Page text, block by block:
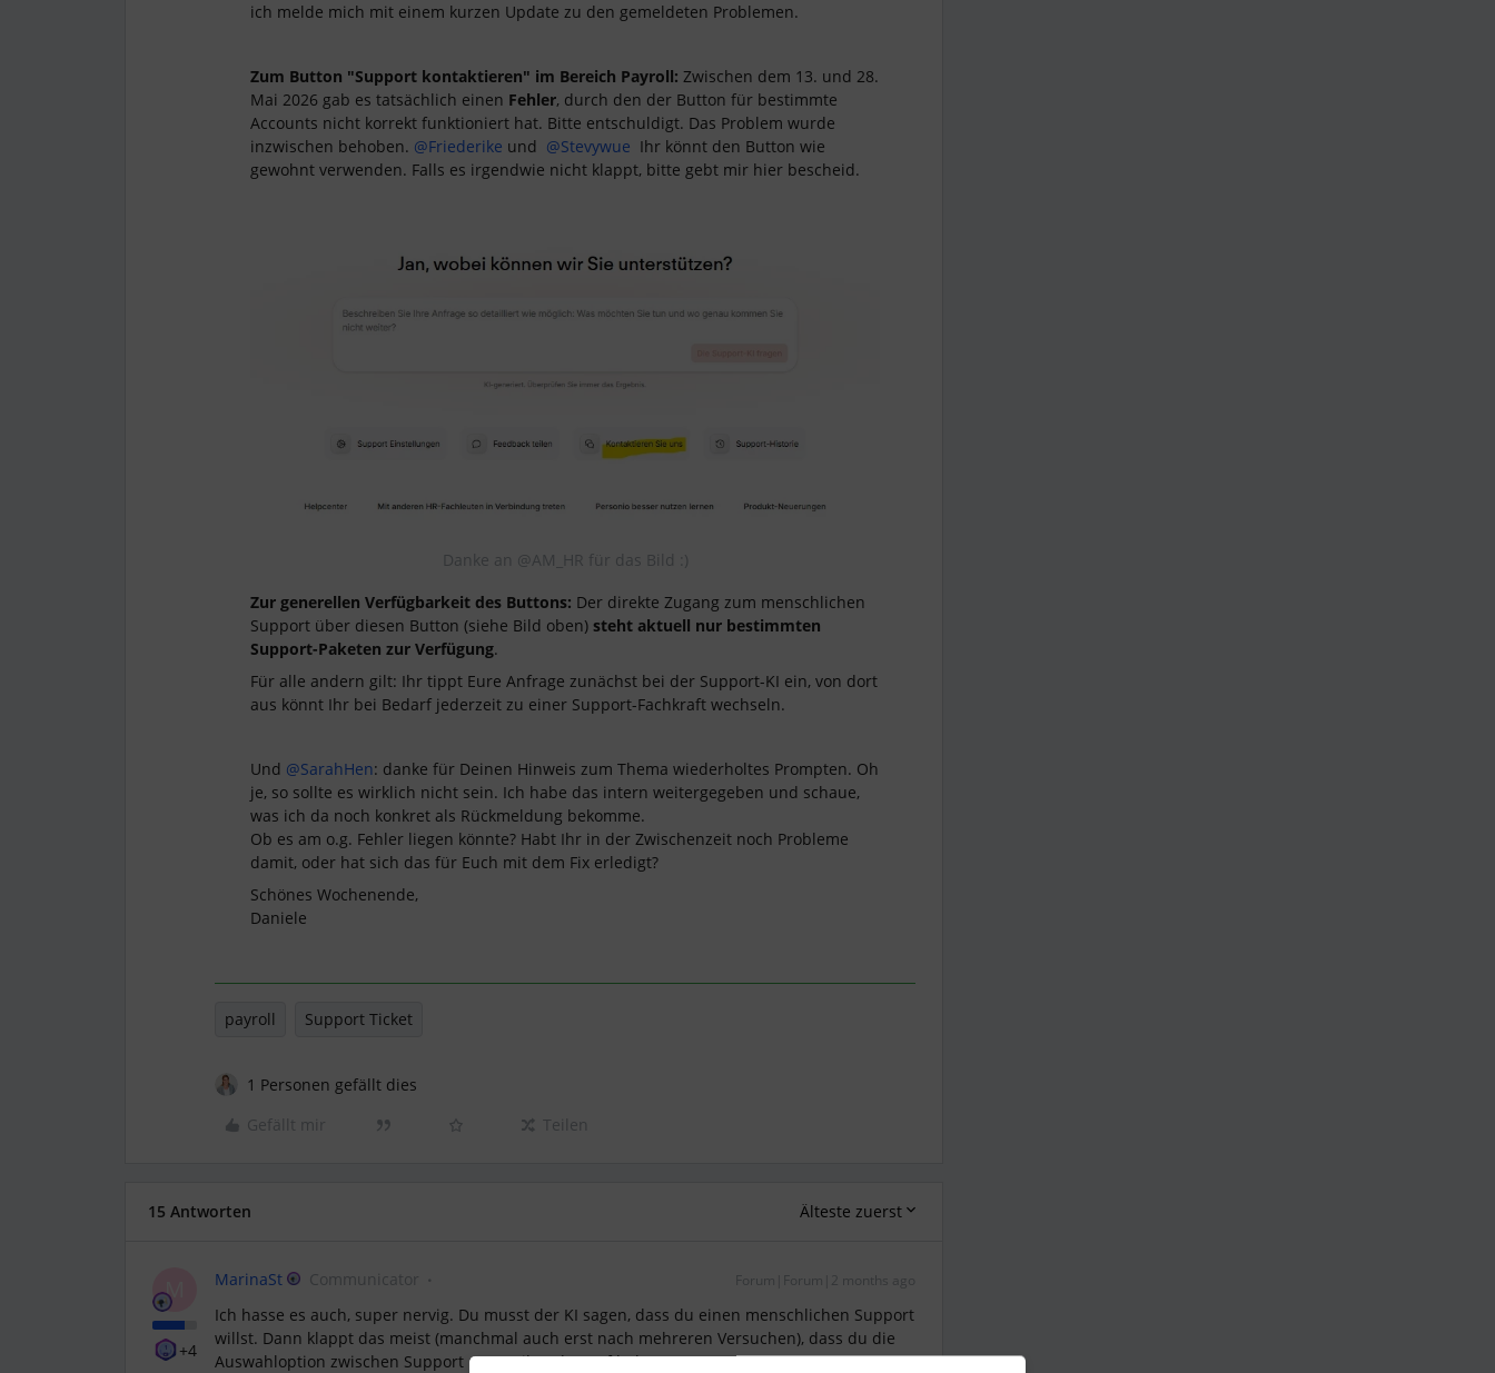
ich melde mich mit einem kurzen Update zu den gemeldeten Problemen.
Zum Button "Support kontaktieren" im Bereich Payroll: Zwischen dem 13. und 28.
Mai 2026 gab es tatsächlich einen Fehler, durch den der Button für bestimmte
Accounts nicht korrekt funktioniert hat. Bitte entschuldigt. Das Problem wurde
inzwischen behoben. ​ @Friederike und ​ @Stevywue Ihr könnt den Button wie
gewohnt verwenden. Falls es irgendwie nicht klappt, bitte gebt mir hier bescheid.
Danke an ​@AM_HR für das Bild :)
Zur generellen Verfügbarkeit des Buttons: Der direkte Zugang zum menschlichen
Support über diesen Button (siehe Bild oben) steht aktuell nur bestimmten
Support-Paketen zur Verfügung.
Für alle andern gilt: Ihr tippt Eure Anfrage zunächst bei der Support-KI ein, von dort
aus könnt Ihr bei Bedarf jederzeit zu einer Support-Fachkraft wechseln.
Und ​ @SarahHen: danke für Deinen Hinweis zum Thema wiederholtes Prompten. Oh
je, so sollte es wirklich nicht sein. Ich habe das intern weitergegeben und schaue,
was ich da noch konkret als Rückmeldung bekomme.
Ob es am o.g. Fehler liegen könnte? Habt Ihr in der Zwischenzeit noch Probleme
damit, oder hat sich das für Euch mit dem Fix erledigt?
Schönes Wochenende,
Daniele
payroll Support Ticket
1 Personen gefällt dies
Gefällt mir
Teilen
15 Antworten Älteste zuerst
M
+4
MarinaSt Communicator Forum|Forum|2 months ago
Ich hasse es auch, super nervig. Du musst der KI sagen, dass du einen menschlichen Support
willst. Dann klappt das meist (manchmal auch erst nach mehreren Versuchen), dass du die
Auswahloption zwischen Support per Mail und Anruf bekommst.